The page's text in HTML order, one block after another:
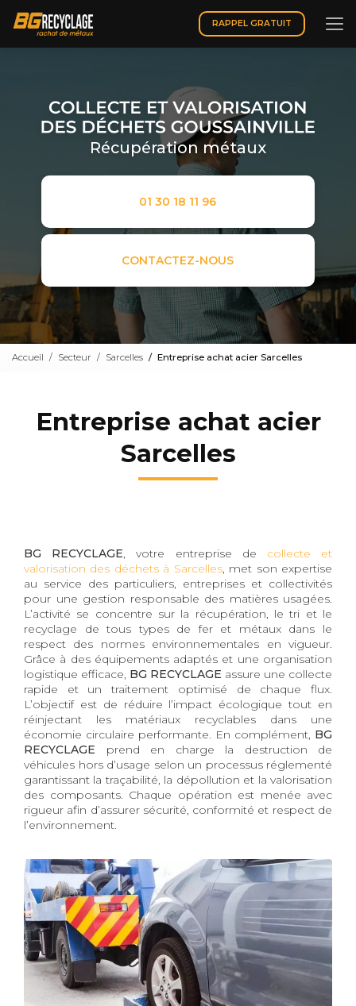
contenu
principal
RAPPEL GRATUIT
Récupération métaux
01 30 18 11 96
CONTACTEZ-NOUS
Accueil Secteur Sarcelles Entreprise achat acier Sarcelles
Entreprise achat acier
Sarcelles
BG RECYCLAGE, votre entreprise de collecte et
valorisation des déchets à Sarcelles, met son expertise
au service des particuliers, entreprises et collectivités
pour une gestion responsable des matières usagées.
L’activité se concentre sur la récupération, le tri et le
recyclage de tous types de fer et métaux dans le
respect des normes environnementales en vigueur.
Grâce à des équipements adaptés et une organisation
logistique efficace, BG RECYCLAGE assure une collecte
rapide et un traitement optimisé de chaque flux.
L’objectif est de réduire l’impact écologique tout en
réinjectant les matériaux recyclables dans une
économie circulaire performante. En complément, BG
RECYCLAGE prend en charge la destruction de
véhicules hors d’usage selon un processus réglementé
garantissant la traçabilité, la dépollution et la valorisation
des composants. Chaque opération est menée avec
rigueur afin d’assurer sécurité, conformité et respect de
l’environnement.